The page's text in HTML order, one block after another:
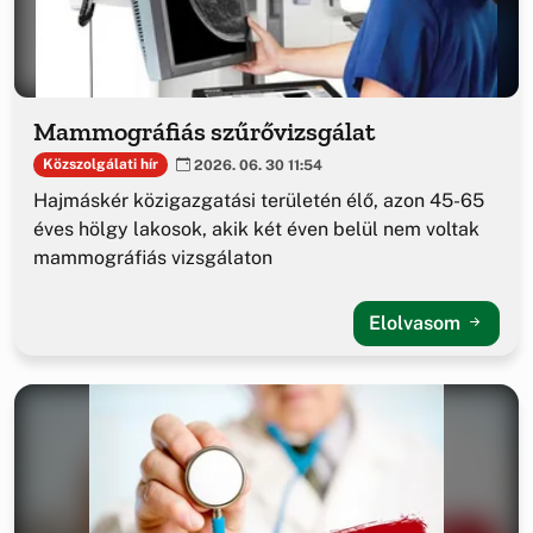
Mammográfiás szűrővizsgálat
Közszolgálati hír 2026. 06. 30 11:54
Hajmáskér közigazgatási területén élő, azon 45-65
éves hölgy lakosok, akik két éven belül nem voltak
mammográfiás vizsgálaton
Elolvasom